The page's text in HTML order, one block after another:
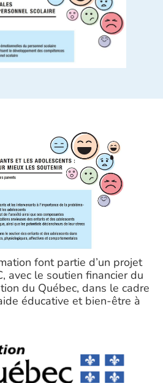
font partie d’un projet
avec le soutien financier du
du Québec, dans le cadre
éducative et bien-être à